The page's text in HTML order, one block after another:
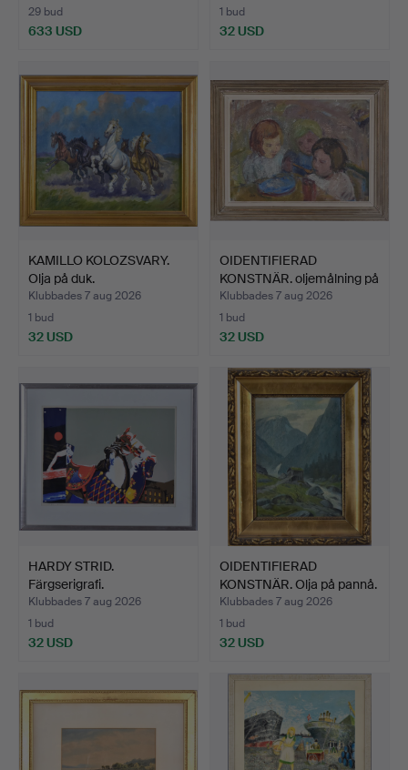
29 bud
633 USD
1 bud
32 USD
KAMILLO KOLOZSVARY.
Olja på duk.
Klubbades 7 aug 2026
1 bud
32 USD
OIDENTIFIERAD
KONSTNÄR. oljemålning på
duk…
Klubbades 7 aug 2026
1 bud
32 USD
HARDY STRID.
Färgserigrafi.
Klubbades 7 aug 2026
1 bud
32 USD
OIDENTIFIERAD
KONSTNÄR. Olja på pannå.
Klubbades 7 aug 2026
1 bud
32 USD